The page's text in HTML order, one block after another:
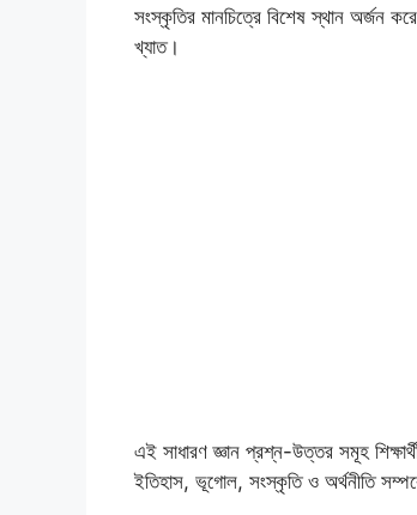
সংস্কৃতির মানচিত্রে বিশেষ স্থান অর্জন
খ্যাত।
এই সাধারণ জ্ঞান প্রশ্ন-উত্তর সমূহ
ইতিহাস, ভূগোল, সংস্কৃতি ও অর্থনীতি